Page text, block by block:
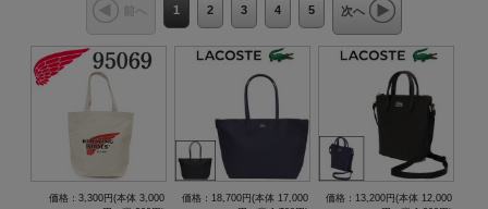
前へ 1 2 3 4 5 次へ
価格：3,300円(本体 3,000
価格：18,700円(本体 17,000
価格：13,200円(本体 12,000